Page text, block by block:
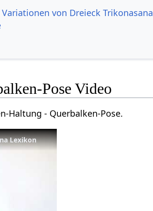
von Dreieck Trikonasana
Pose Video
Haltung - Querbalken-Pose.
Lexikon